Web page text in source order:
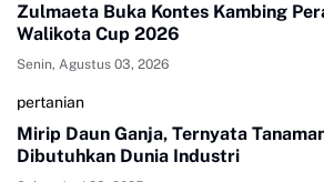
Zulmaeta Buka Kontes Kambing
Walikota Cup 2026
Senin, Agustus 03, 2026
pertanian
Mirip Daun Ganja, Ternyata
Dibutuhkan Dunia Industri